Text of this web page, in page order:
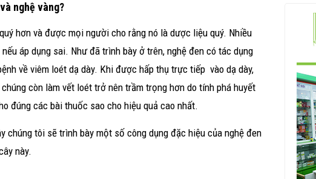
nghệ vàng?
hơn và được mọi người cho rằng nó là dược liệu quý. Nhiều
áp dụng sai. Như đã trình bày ở trên, nghệ đen có tác dụng
về viêm loét dạ dày. Khi được hấp thụ trực tiếp vào dạ dày,
còn làm vết loét trở nên trầm trọng hơn do tính phá huyết
đúng các bài thuốc sao cho hiệu quả cao nhất.
chúng tôi sẽ trình bày một số công dụng đặc hiệu của nghệ đen
này.